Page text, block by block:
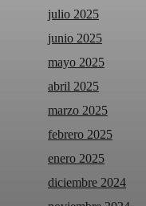
julio 2025
junio 2025
mayo 2025
abril 2025
marzo 2025
febrero 2025
enero 2025
diciembre 2024